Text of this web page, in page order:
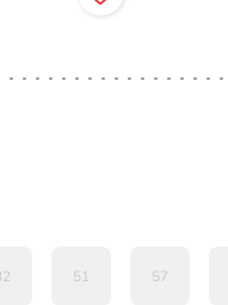
51 57